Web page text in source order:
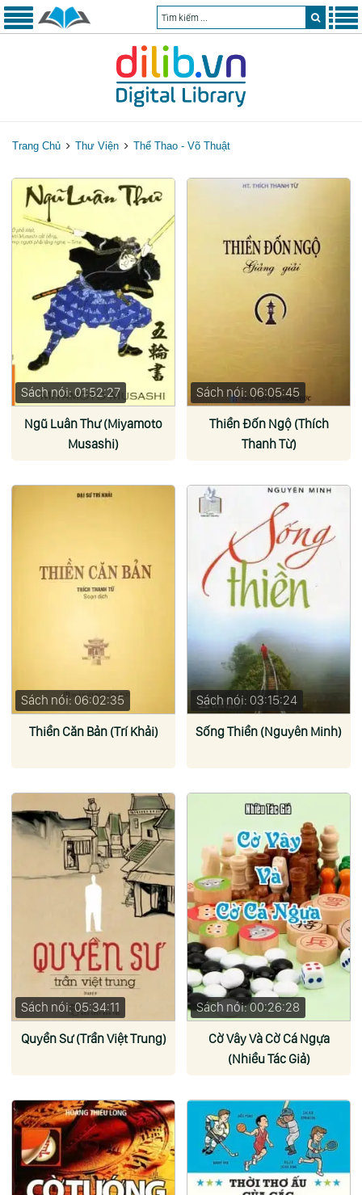
Trang Chủ Thư Viện Thể Thao - Võ Thuật
Sách nói: 01:52:27
Ngũ Luân Thư (Miyamoto
Musashi)
Sách nói: 06:05:45
Thiền Đốn Ngộ (Thích
Thanh Từ)
Sách nói: 06:02:35
Thiền Căn Bản (Trí Khải)
Sách nói: 03:15:24
Sống Thiền (Nguyên Minh)
Sách nói: 05:34:11
Quyền Sư (Trần Việt Trung)
Sách nói: 00:26:28
Cờ Vây Và Cờ Cá Ngựa
(Nhiều Tác Giả)